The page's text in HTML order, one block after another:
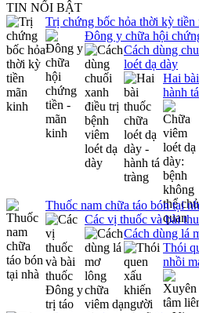
TIN NỔI BẬT
Trị chứng bốc hỏa thời kỳ tiền
Đông y chữa hội
Cách dùng
loét dạ dày
Hai
hành
Thuốc nam chữa táo bón tại
Các vị thuốc và bài
Cách dùng lá
Thói
nhồi